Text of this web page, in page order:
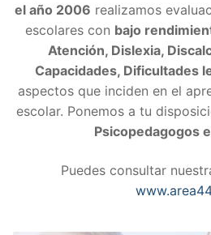
el año 2006 realizamos
escolares con bajo
Atención, Dislexia,
Capacidades, Dificultades
aspectos que inciden en el
escolar. Ponemos a tu
Psicopedagogos
Puedes consultar